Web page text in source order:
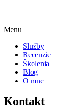
Menu
Služby
Recenzie
Školenia
Blog
O mne
Kontakt